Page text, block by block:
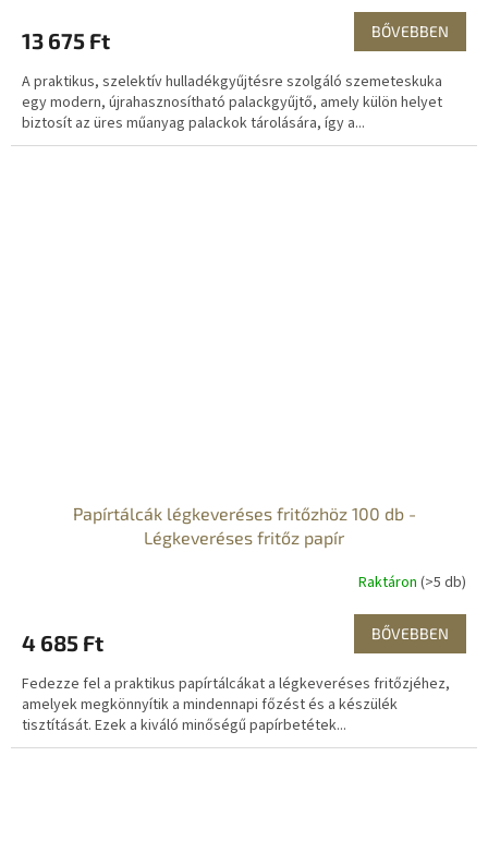
13 675 Ft BŐVEBBEN
A praktikus, szelektív hulladékgyűjtésre szolgáló szemeteskuka
egy modern, újrahasznosítható palackgyűjtő, amely külön helyet
biztosít az üres műanyag palackok tárolására, így a...
Papírtálcák légkeveréses fritőzhöz 100 db -
Légkeveréses fritőz papír
Raktáron (>5 db)
4 685 Ft BŐVEBBEN
Fedezze fel a praktikus papírtálcákat a légkeveréses fritőzjéhez,
amelyek megkönnyítik a mindennapi főzést és a készülék
tisztítását. Ezek a kiváló minőségű papírbetétek...